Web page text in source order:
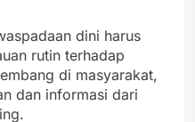
dini harus
rutin terhadap
di masyarakat,
dan informasi dari